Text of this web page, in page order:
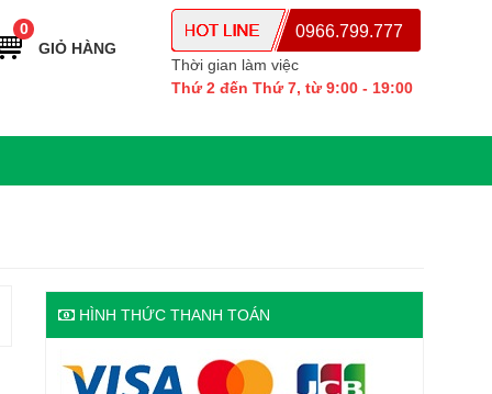
0966.799.777
Thời gian làm việc
Thứ 2 đến Thứ 7, từ 9:00 - 19:00
0
GIỎ HÀNG
HÌNH THỨC THANH TOÁN